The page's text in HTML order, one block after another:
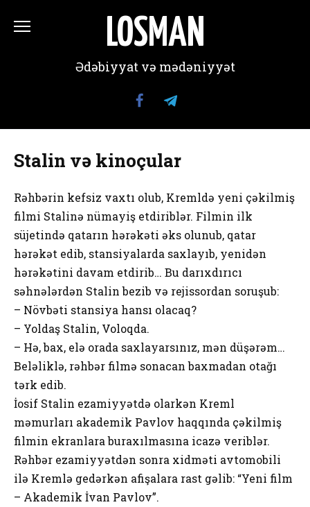
содержанию LOSMAN
Ədəbiyyat və mədəniyyət
Stalin və kinoçular
Rəhbərin kefsiz vaxtı olub, Kremldə yeni çəkilmiş
filmi Stalinə nümayiş etdiriblər. Filmin ilk
süjetində qatarın hərəkəti əks olunub, qatar
hərəkət edib, stansiyalarda saxlayıb, yenidən
hərəkətini davam etdirib… Bu darıxdırıcı
səhnələrdən Stalin bezib və rejissordan soruşub:
– Növbəti stansiya hansı olacaq?
– Yoldaş Stalin, Voloqda.
– Hə, bax, elə orada saxlayarsınız, mən düşərəm…
Beləliklə, rəhbər filmə sonacan baxmadan otağı
tərk edib.
İosif Stalin ezamiyyətdə olarkən Kreml
məmurları akademik Pavlov haqqında çəkilmiş
filmin ekranlara buraxılmasına icazə veriblər.
Rəhbər ezamiyyətdən sonra xidməti avtomobili
ilə Kremlə gedərkən afişalara rast gəlib: “Yeni film
– Akademik İvan Pavlov”.